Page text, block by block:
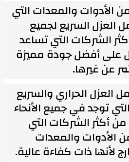
الأدوات والمعدات التي
العزل السريع لجميع
الشركات التي تساعد
على أفضل جودة مميزة
عن غيرها.
العزل الحراري والسريع
توجد في جميع الأنحاء
من أكثر الشركات التي
الأدوات والمعدات
لأنها ذات كفاءة عالية.